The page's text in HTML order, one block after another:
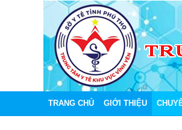
TRANG CHỦ GIỚI THIỆU